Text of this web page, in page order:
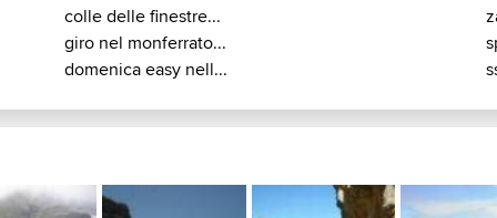
colle delle finestre...
giro nel monferrato...
domenica easy nell...